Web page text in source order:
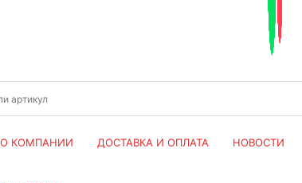
О КОМПАНИИ ДОСТАВКА И ОПЛАТА НОВОСТИ